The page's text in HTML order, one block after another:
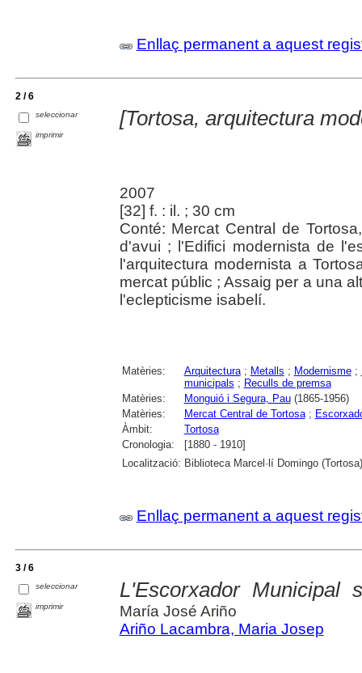
Enllaç permanent a aquest
2 / 6
seleccionar
imprimir
[Tortosa, arquitectura
2007
[32] f. : il. ; 30 cm
Conté: Mercat Central de
d'avui ; l'Edifici modernista de
l'arquitectura modernista a
mercat públic ; Assaig per a una
l'eclepticisme isabelí.
Matèries: Arquitectura; Metalls ; Modernisme;
municipals ; Reculls de premsa
Matèries:
Monguió i Segura, Pau(1865-1956)
Matèries:
Mercat Central de Tortosa;
Àmbit:
Tortosa
Cronologia:
[1880 - 1910]
Localització: Biblioteca Marcel·lí Domingo (Tortosa)
Enllaç permanent a aquest
3 / 6
seleccionar
imprimir
L'Escorxador Municipal
María José Ariño
Ariño Lacambra, Maria Josep